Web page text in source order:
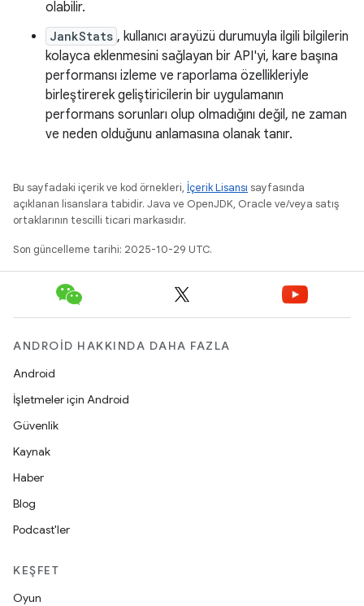
olabilir.
JankStats , kullanıcı arayüzü durumuyla ilgili bilgilerin
kolayca eklenmesini sağlayan bir API'yi, kare başına
performansı izleme ve raporlama özellikleriyle
birleştirerek geliştiricilerin bir uygulamanın
performans sorunları olup olmadığını değil, ne zaman
ve neden olduğunu anlamasına olanak tanır.
Bu sayfadaki içerik ve kod örnekleri, İçerik Lisansı sayfasında
açıklanan lisanslara tabidir. Java ve OpenJDK, Oracle ve/veya satış
ortaklarının tescilli ticari markasıdır.
Son güncelleme tarihi: 2025-10-29 UTC.
ANDROID HAKKINDA DAHA FAZLA
Android
İşletmeler için Android
Güvenlik
Kaynak
Haber
Blog
Podcast'ler
KEŞFET
Oyun